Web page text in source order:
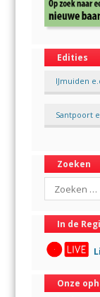
Edities
IJmuiden
Santpoort
Zoeken
Search
In de
Onze